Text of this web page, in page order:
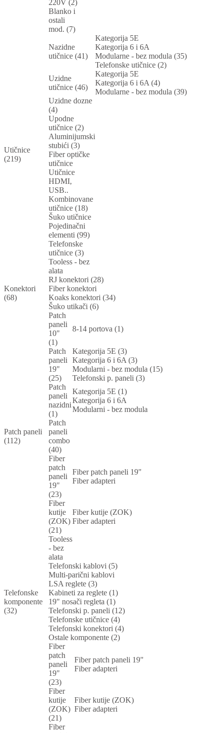
220V (2)
Blanko i
ostali
mod. (7)
Utičnice
(219)
Nazidne
utičnice (41)
Kategorija 5E
Kategorija 6 i 6A
Modularne - bez modula (35)
Telefonske utičnice (2)
Uzidne
utičnice (46)
Kategorija 5E
Kategorija 6 i 6A (4)
Modularne - bez modula (39)
Uzidne dozne
(4)
Upodne
utičnice (2)
Aluminijumski
stubići (3)
Fiber optičke
utičnice
Utičnice
HDMI,
USB..
Kombinovane
utičnice (18)
Šuko utičnice
Pojedinačni
elementi (99)
Telefonske
utičnice (3)
Tooless - bez
alata
Konektori
(68)
RJ konektori (28)
Fiber konektori
Koaks konektori (34)
Šuko utikači (6)
Patch paneli
(112)
Patch
paneli
10"
(1)
8-14 portova (1)
Patch
paneli
19"
(25)
Kategorija 5E (3)
Kategorija 6 i 6A (3)
Modularni - bez modula (15)
Telefonski p. paneli (3)
Patch
paneli
nazidni
(1)
Kategorija 5E (1)
Kategorija 6 i 6A
Modularni - bez modula
Patch
paneli
combo
(40)
Fiber
patch
paneli
19"
(23)
Fiber patch paneli 19"
Fiber adapteri
Fiber
kutije
(ZOK)
(21)
Fiber kutije (ZOK)
Fiber adapteri
Tooless
- bez
alata
Telefonske
komponente
(32)
Telefonski kablovi (5)
Multi-parični kablovi
LSA reglete (3)
Kabineti za reglete (1)
19" nosači regleta (1)
Telefonski p. paneli (12)
Telefonske utičnice (4)
Telefonski konektori (4)
Ostale komponente (2)
Fiber
patch
paneli
19"
(23)
Fiber patch paneli 19"
Fiber adapteri
Fiber
kutije
(ZOK)
(21)
Fiber kutije (ZOK)
Fiber adapteri
Fiber